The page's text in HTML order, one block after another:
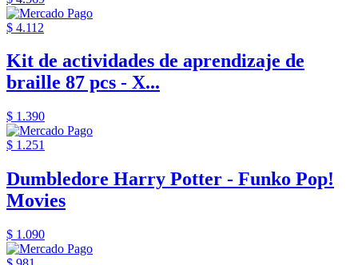
$ 4.112
Kit de actividades de aprendizaje de
braille 87 pcs - X...
$ 1.390
$ 1.251
Dumbledore Harry Potter - Funko Pop!
Movies
$ 1.090